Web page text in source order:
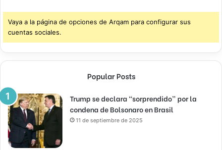
Vaya a la página de opciones de Arqam para configurar sus
cuentas sociales.
Popular Posts
Trump se declara “sorprendido” por la
condena de Bolsonaro en Brasil
11 de septiembre de 2025